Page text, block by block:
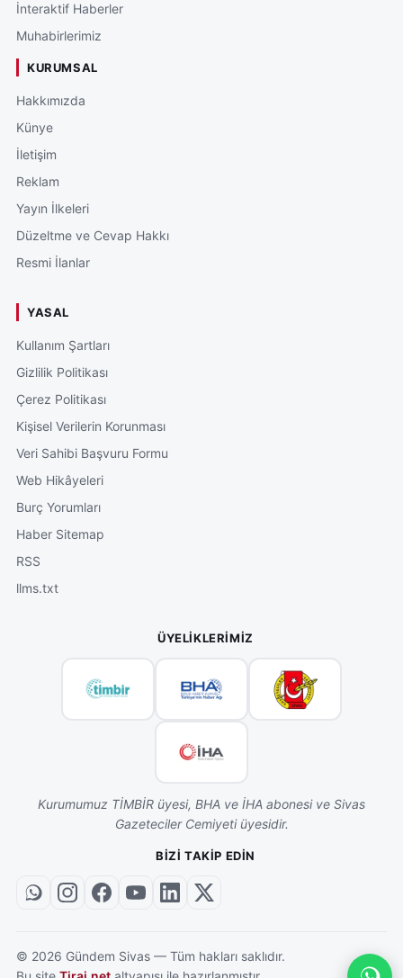
İnteraktif Haberler
Muhabirlerimiz
KURUMSAL
Hakkımızda
Künye
İletişim
Reklam
Yayın İlkeleri
Düzeltme ve Cevap Hakkı
Resmi İlanlar
YASAL
Kullanım Şartları
Gizlilik Politikası
Çerez Politikası
Kişisel Verilerin Korunması
Veri Sahibi Başvuru Formu
Web Hikâyeleri
Burç Yorumları
Haber Sitemap
RSS
llms.txt
ÜYELIKLERIMIZ
Kurumumuz TİMBİR üyesi, BHA ve İHA abonesi ve Sivas
Gazeteciler Cemiyeti üyesidir.
BIZI TAKIP EDIN
© 2026 Gündem Sivas — Tüm hakları saklıdır.